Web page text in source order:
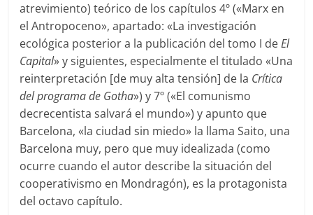
atrevimiento) teórico de los capítulos 4º («Marx en
el Antropoceno», apartado: «La investigación
ecológica posterior a la publicación del tomo I deEl
Capital» y siguientes, especialmente el titulado «Una
reinterpretación [de muy alta tensión] de la Crítica
del programa de Gotha») y 7º («El comunismo
decrecentista salvará el mundo») y apunto que
Barcelona, «la ciudad sin miedo» la llama Saito, una
Barcelona muy, pero que muy idealizada (como
ocurre cuando el autor describe la situación del
cooperativismo en Mondragón), es la protagonista
del octavo capítulo.